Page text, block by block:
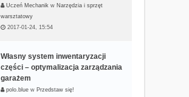
Uczeń Mechanik w Narzędzia i sprzęt
warsztatowy
2017-01-24, 15:54
Własny system inwentaryzacji
części – optymalizacja zarządzania
garażem
polo.blue w Przedstaw się!